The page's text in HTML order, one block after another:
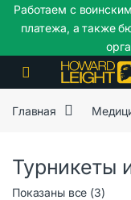
Skip to navigation
Skip to content
Главная
Турникеты
Показаны все (3)
Работаем с
платежа, а также